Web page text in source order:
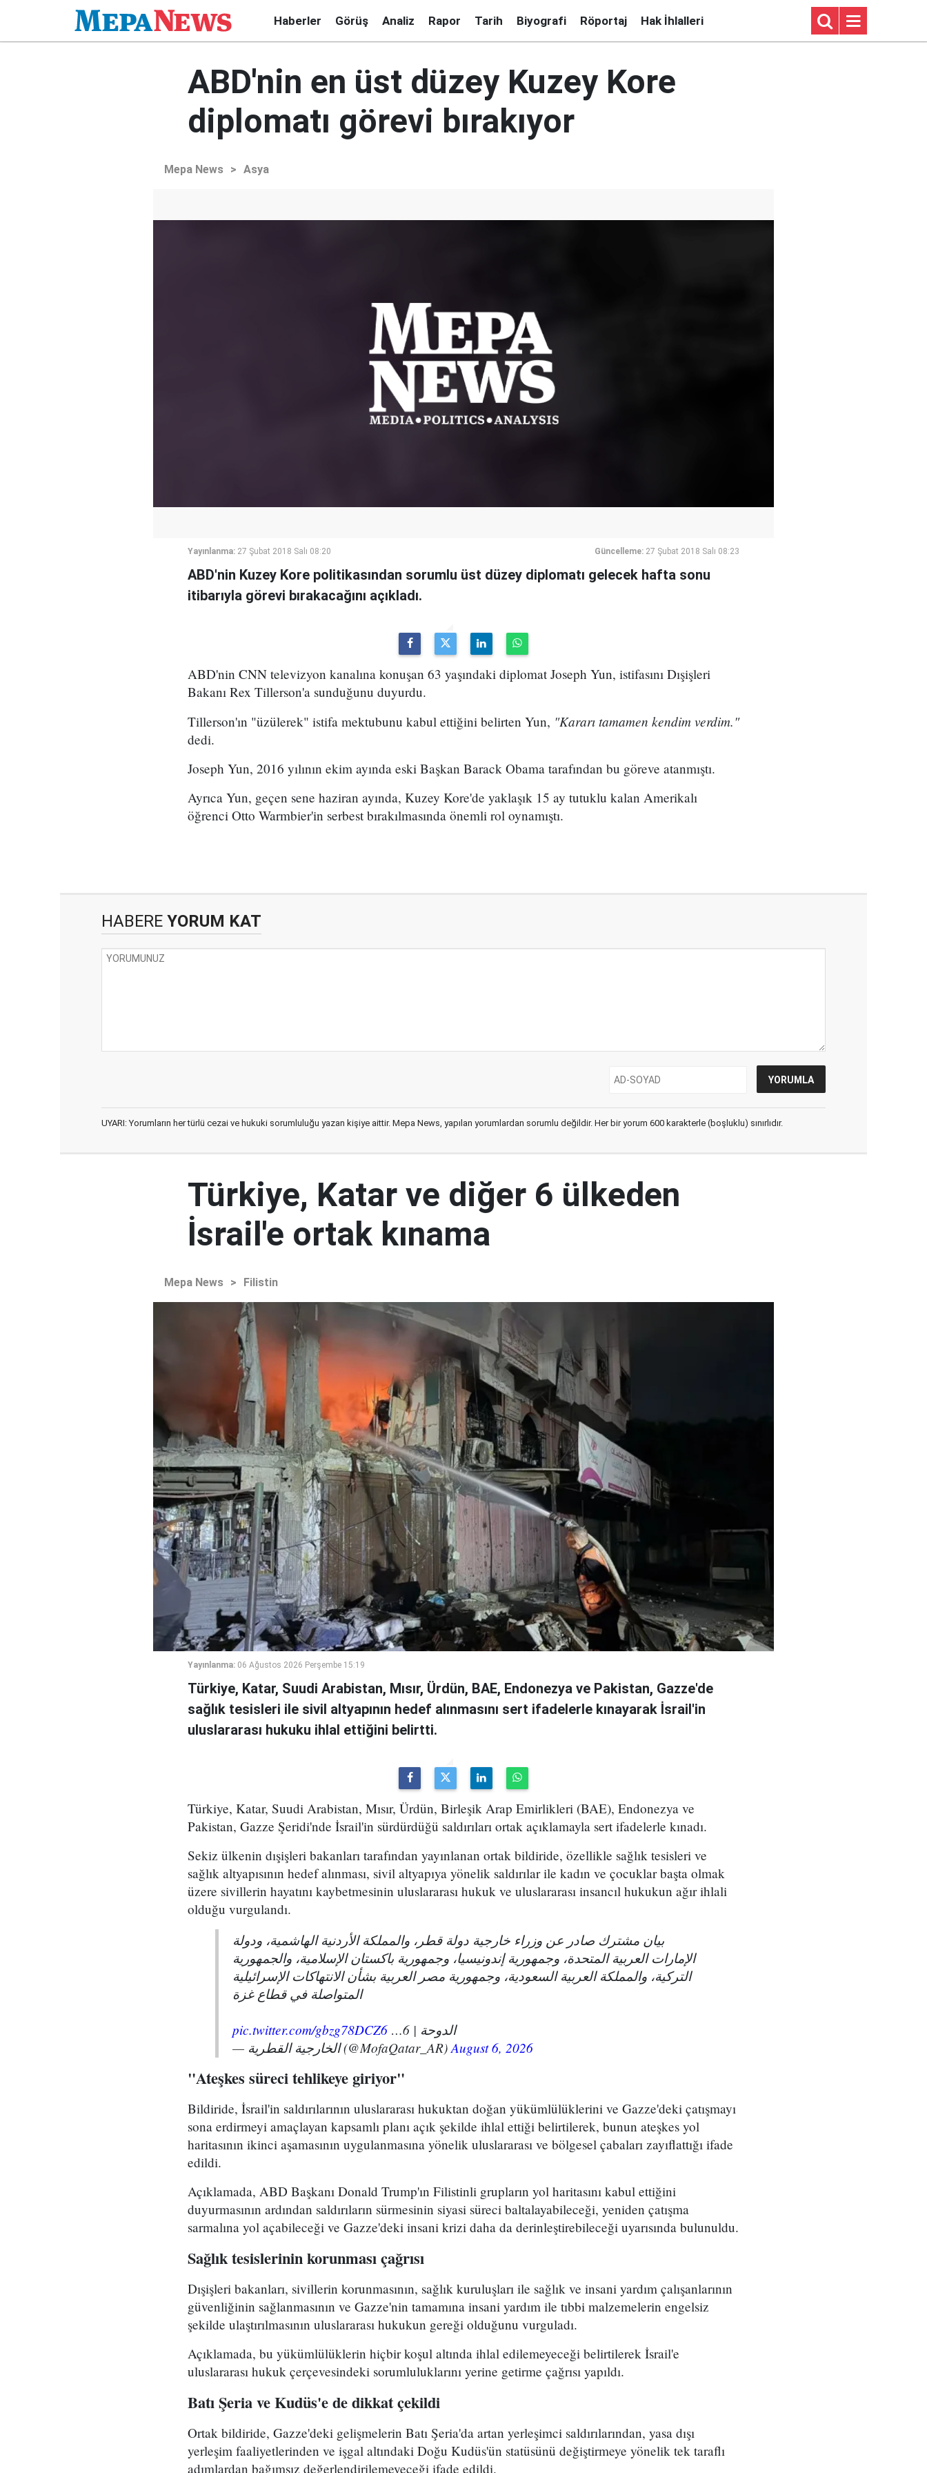
Haberler Görüş Analiz Rapor Tarih Biyografi Röportaj Hak İhlalleri
ABD'nin en üst düzey Kuzey Kore
diplomatı görevi bırakıyor
Mepa News > Asya
Yayınlanma: 27 Şubat 2018 Salı 08:20 Güncelleme: 27 Şubat 2018 Salı 08:23
ABD'nin Kuzey Kore politikasından sorumlu üst düzey diplomatı gelecek hafta sonu
itibarıyla görevi bırakacağını açıkladı.
ABD'nin CNN televizyon kanalına konuşan 63 yaşındaki diplomat Joseph Yun, istifasını Dışişleri
Bakanı Rex Tillerson'a sunduğunu duyurdu.
Tillerson'ın "üzülerek" istifa mektubunu kabul ettiğini belirten Yun, "Kararı tamamen kendim verdim."
dedi.
Joseph Yun, 2016 yılının ekim ayında eski Başkan Barack Obama tarafından bu göreve atanmıştı.
Ayrıca Yun, geçen sene haziran ayında, Kuzey Kore'de yaklaşık 15 ay tutuklu kalan Amerikalı
öğrenci Otto Warmbier'in serbest bırakılmasında önemli rol oynamıştı.
HABERE YORUM KAT
UYARI: Yorumların her türlü cezai ve hukuki sorumluluğu yazan kişiye aittir. Mepa News, yapılan yorumlardan sorumlu değildir. Her bir yorum 600 karakterle (boşluklu) sınırlıdır.
Türkiye, Katar ve diğer 6 ülkeden
İsrail'e ortak kınama
Mepa News > Filistin
Yayınlanma: 06 Ağustos 2026 Perşembe 15:19
Türkiye, Katar, Suudi Arabistan, Mısır, Ürdün, BAE, Endonezya ve Pakistan, Gazze'de
sağlık tesisleri ile sivil altyapının hedef alınmasını sert ifadelerle kınayarak İsrail'in
uluslararası hukuku ihlal ettiğini belirtti.
Türkiye, Katar, Suudi Arabistan, Mısır, Ürdün, Birleşik Arap Emirlikleri (BAE), Endonezya ve
Pakistan, Gazze Şeridi'nde İsrail'in sürdürdüğü saldırıları ortak açıklamayla sert ifadelerle kınadı.
Sekiz ülkenin dışişleri bakanları tarafından yayınlanan ortak bildiride, özellikle sağlık tesisleri ve
sağlık altyapısının hedef alınması, sivil altyapıya yönelik saldırılar ile kadın ve çocuklar başta olmak
üzere sivillerin hayatını kaybetmesinin uluslararası hukuk ve uluslararası insancıl hukukun ağır ihlali
olduğu vurgulandı.
بيان مشترك صادر عن وزراء خارجية دولة قطر، والمملكة الأردنية الهاشمية، ودولة
الإمارات العربية المتحدة، وجمهورية إندونيسيا، وجمهورية باكستان الإسلامية، والجمهورية
التركية، والمملكة العربية السعودية، وجمهورية مصر العربية بشأن الانتهاكات الإسرائيلية
المتواصلة في قطاع غزة
الدوحة | 6…
pic.twitter.com/gbzg78DCZ6
— الخارجية القطرية (@MofaQatar_AR)August 6, 2026
"Ateşkes süreci tehlikeye giriyor"
Bildiride, İsrail'in saldırılarının uluslararası hukuktan doğan yükümlülüklerini ve Gazze'deki çatışmayı
sona erdirmeyi amaçlayan kapsamlı planı açık şekilde ihlal ettiği belirtilerek, bunun ateşkes yol
haritasının ikinci aşamasının uygulanmasına yönelik uluslararası ve bölgesel çabaları zayıflattığı ifade
edildi.
Açıklamada, ABD Başkanı Donald Trump'ın Filistinli grupların yol haritasını kabul ettiğini
duyurmasının ardından saldırıların sürmesinin siyasi süreci baltalayabileceği, yeniden çatışma
sarmalına yol açabileceği ve Gazze'deki insani krizi daha da derinleştirebileceği uyarısında bulunuldu.
Sağlık tesislerinin korunması çağrısı
Dışişleri bakanları, sivillerin korunmasının, sağlık kuruluşları ile sağlık ve insani yardım çalışanlarının
güvenliğinin sağlanmasının ve Gazze'nin tamamına insani yardım ile tıbbi malzemelerin engelsiz
şekilde ulaştırılmasının uluslararası hukukun gereği olduğunu vurguladı.
Açıklamada, bu yükümlülüklerin hiçbir koşul altında ihlal edilemeyeceği belirtilerek İsrail'e
uluslararası hukuk çerçevesindeki sorumluluklarını yerine getirme çağrısı yapıldı.
Batı Şeria ve Kudüs'e de dikkat çekildi
Ortak bildiride, Gazze'deki gelişmelerin Batı Şeria'da artan yerleşimci saldırılarından, yasa dışı
yerleşim faaliyetlerinden ve işgal altındaki Doğu Kudüs'ün statüsünü değiştirmeye yönelik tek taraflı
adımlardan bağımsız değerlendirilemeyeceği ifade edildi.